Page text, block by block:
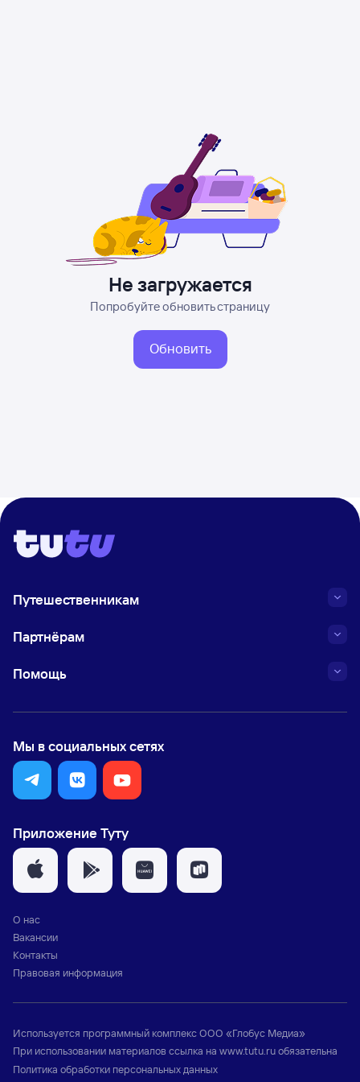
Не загружается
Попробуйте обновить страницу
Обновить
Путешественникам
Партнёрам
Помощь
Мы в социальных сетях
Приложение Туту
О нас
Вакансии
Контакты
Правовая информация
Используется программный комплексООО «Глобус Медиа»
При использовании материалов ссылка на www.tutu.ruобязательна
Политика обработки персональных данных